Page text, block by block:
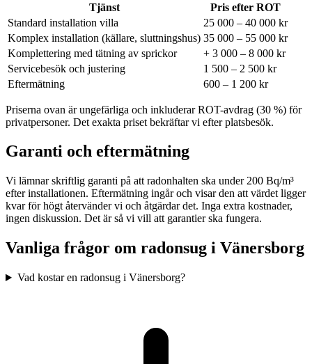
Tjänst
Pris efter ROT
Standard installation villa
25 000 – 40 000 kr
Komplex installation (källare, sluttningshus) 35 000 – 55 000 kr
Komplettering med tätning av sprickor
+ 3 000 – 8 000 kr
Servicebesök och justering
1 500 – 2 500 kr
Eftermätning
600 – 1 200 kr
Priserna ovan är ungefärliga och inkluderar ROT-avdrag (30 %) för
privatpersoner. Det exakta priset bekräftar vi efter platsbesök.
Garanti och eftermätning
Vi lämnar skriftlig garanti på att radonhalten ska under 200 Bq/m³
efter installationen. Eftermätning ingår och visar den att värdet ligger
kvar för högt återvänder vi och åtgärdar det. Inga extra kostnader,
ingen diskussion. Det är så vi vill att garantier ska fungera.
Vanliga frågor om radonsug i Vänersborg
Vad kostar en radonsug i Vänersborg?